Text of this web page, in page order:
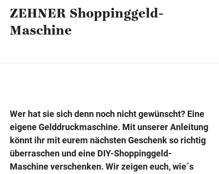
ZEHNER Shoppinggeld-
Maschine
Wer hat sie sich denn noch nicht gewünscht? Eine
eigene Gelddruckmaschine. Mit unserer Anleitung
könnt ihr mit eurem nächsten Geschenk so richtig
überraschen und eine DIY-Shoppinggeld-
Maschine verschenken. Wir zeigen euch, wie´s